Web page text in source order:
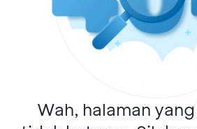
Wah, halaman